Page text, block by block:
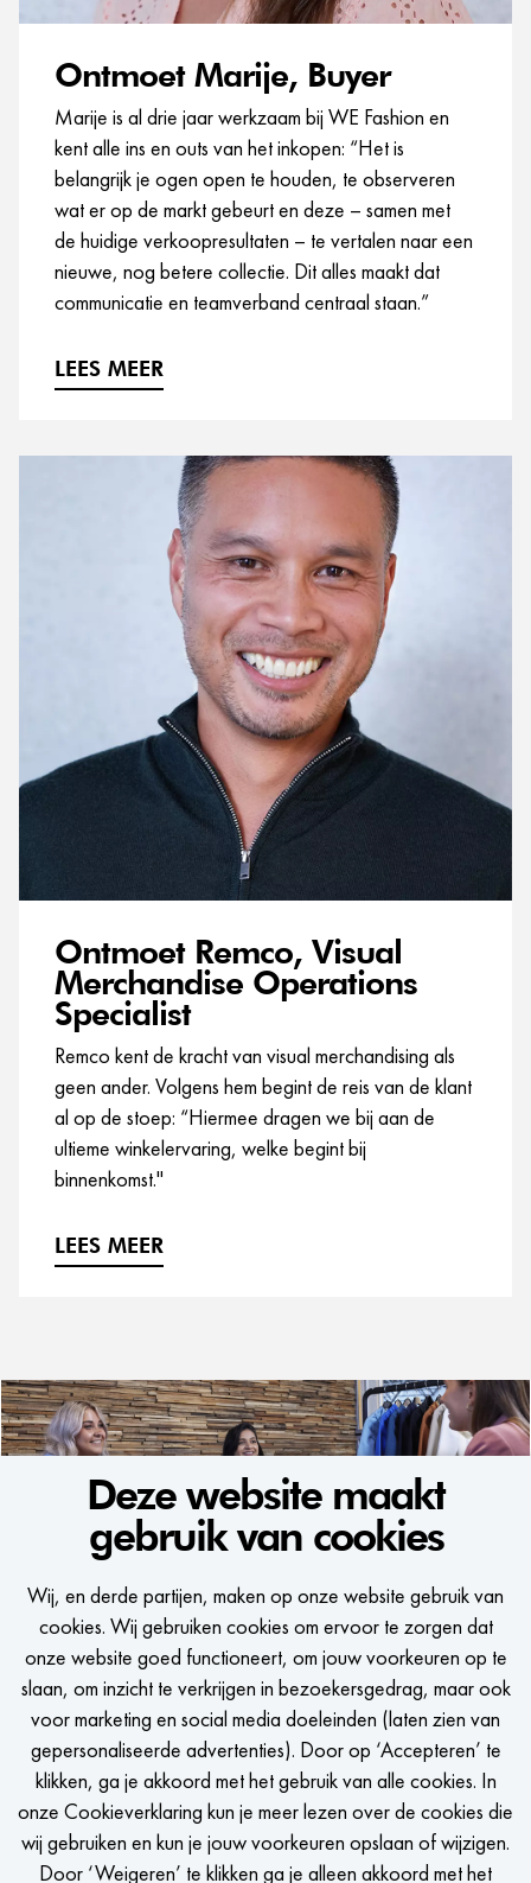
Deze website maakt
gebruik van cookies
Wij, en derde partijen, maken op onze website gebruik van
cookies. Wij gebruiken cookies om ervoor te zorgen dat
onze website goed functioneert, om jouw voorkeuren op te
slaan, om inzicht te verkrijgen in bezoekersgedrag, maar ook
voor marketing en social media doeleinden (laten zien van
gepersonaliseerde advertenties). Door op ‘Accepteren’ te
klikken, ga je akkoord met het gebruik van alle cookies. In
onze Cookieverklaring kun je meer lezen over de cookies die
wij gebruiken en kun je jouw voorkeuren opslaan of wijzigen.
Door ‘Weigeren’ te klikken ga je alleen akkoord met het
Ontmoet Marije, Buyer
Marije is al drie jaar werkzaam bij WE Fashion en
kent alle ins en outs van het inkopen: “Het is
belangrijk je ogen open te houden, te observeren
wat er op de markt gebeurt en deze – samen met
de huidige verkoopresultaten – te vertalen naar een
nieuwe, nog betere collectie. Dit alles maakt dat
communicatie en teamverband centraal staan.”
LEES MEER
Ontmoet Remco, Visual
Merchandise Operations
Specialist
Remco kent de kracht van visual merchandising als
geen ander. Volgens hem begint de reis van de klant
al op de stoep: “Hiermee dragen we bij aan de
ultieme winkelervaring, welke begint bij
binnenkomst."
LEES MEER
WE WOULD LIKE
TO KEEP IN TOUCH
Een seintje krijgen zodra er een passende vacature is?
STEL JOB ALERT IN